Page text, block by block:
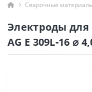
Сварочные
Электроды
AG E 309L-16 ⌀